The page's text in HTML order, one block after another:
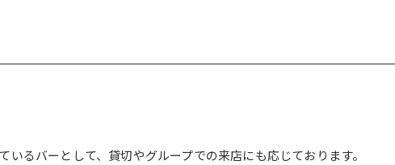
いるバーとして、貸切やグループでの来店にも応じております。